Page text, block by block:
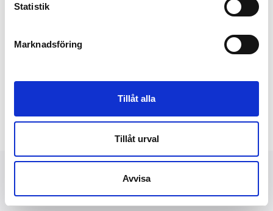
Statistik
Marknadsföring
Tillåt alla
Tillåt urval
Avvisa